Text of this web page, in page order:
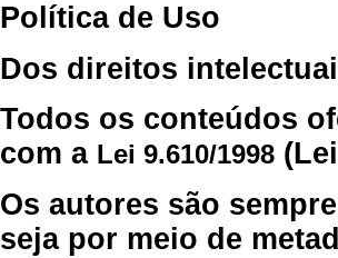
Política de Uso
Dos direitos
Todos os conteúdos
com a Lei 9.610/1998
Os autores são
seja por meio de